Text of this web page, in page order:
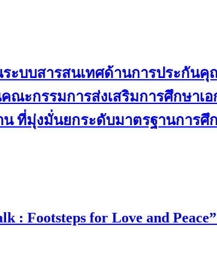
ะบบสารสนเทศด้านการประกันคุ
ะกรรมการส่งเสริมการศึกษาเ
มุ่งมั่นยกระดับมาตรฐานการศึก
: Footsteps for Love and